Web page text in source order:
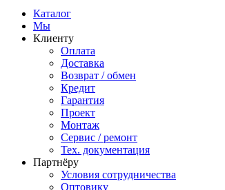
Каталог
Мы
Клиенту
Оплата
Доставка
Возврат / обмен
Кредит
Гарантия
Проект
Монтаж
Сервис / ремонт
Тех. документация
Партнёру
Условия сотрудничества
Оптовику